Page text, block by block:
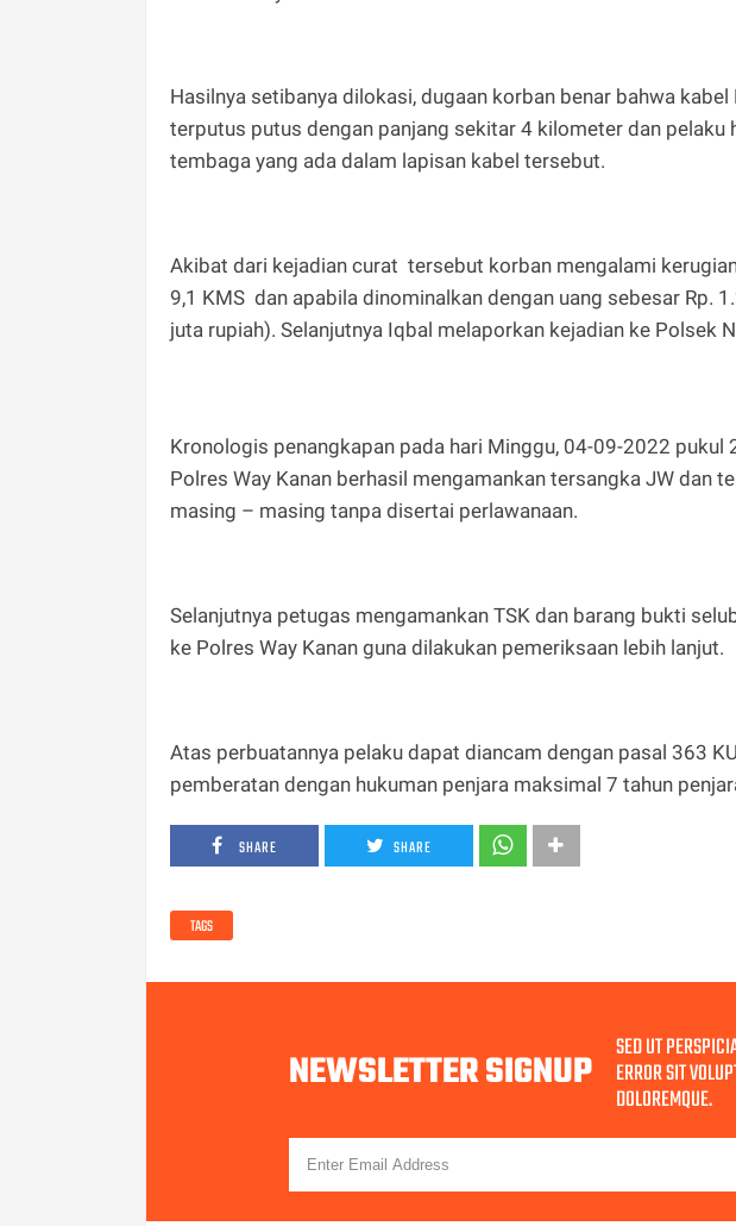
Hasilnya setibanya dilokasi, dugaan korban benar bahwa
terputus putus dengan panjang sekitar 4 kilometer dan pelaku
tembaga yang ada dalam lapisan kabel tersebut.
Akibat dari kejadian curat tersebut korban mengalami
9,1 KMS dan apabila dinominalkan dengan uang sebesar Rp.
juta rupiah). Selanjutnya Iqbal melaporkan kejadian ke Polsek
Kronologis penangkapan pada hari Minggu, 04-09-2022 pukul
Polres Way Kanan berhasil mengamankan tersangka JW dan
masing – masing tanpa disertai perlawanaan.
Selanjutnya petugas mengamankan TSK dan barang bukti
ke Polres Way Kanan guna dilakukan pemeriksaan lebih lanjut.
Atas perbuatannya pelaku dapat diancam dengan pasal 363
pemberatan dengan hukuman penjara maksimal 7 tahun
SHARE SHARE
TAGS
NEWSLETTER SIGNUP SED UT
ERROR SIT
DOLOREMQUE.